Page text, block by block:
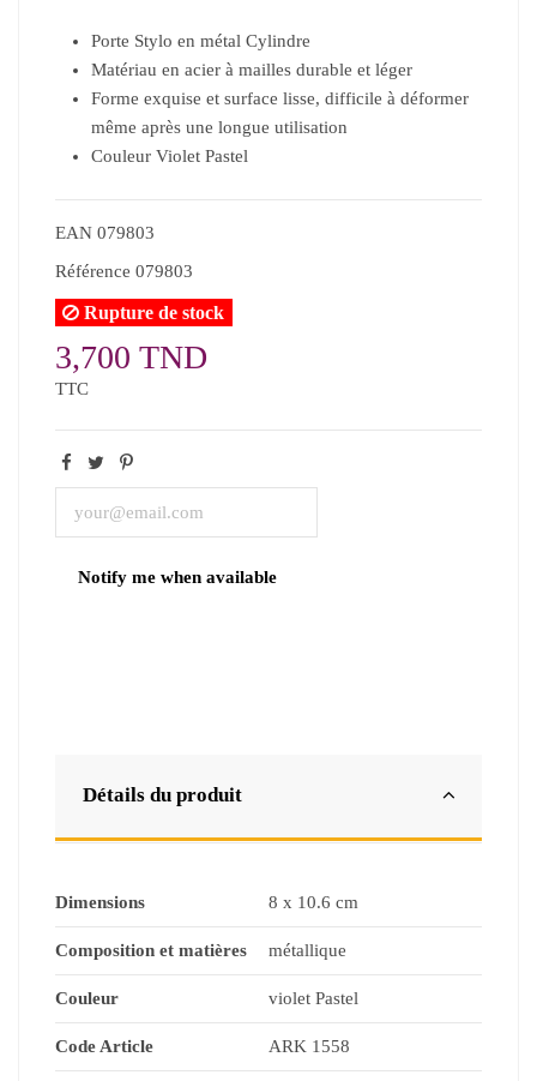
Porte Stylo en métal Cylindre
Matériau en acier à mailles durable et léger
Forme exquise et surface lisse, difficile à déformer
même après une longue utilisation
Couleur Violet Pastel
EAN 079803
Référence 079803
Rupture de stock
3,700 TND
TTC
Détails du produit
Dimensions 8 x 10.6 cm
Composition et matières métallique
Couleur violet Pastel
Code Article ARK 1558